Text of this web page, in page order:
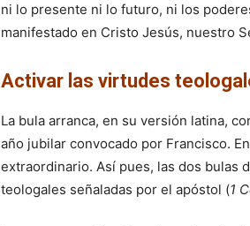
ni lo presente ni lo futuro, ni los
manifestado en Cristo Jesús, nuestro
Activar las virtudes
La bula arranca, en su versión latina,
año jubilar convocado por Francisco.
extraordinario. Así pues, las dos bulas
teologales señaladas por el apóstol (1